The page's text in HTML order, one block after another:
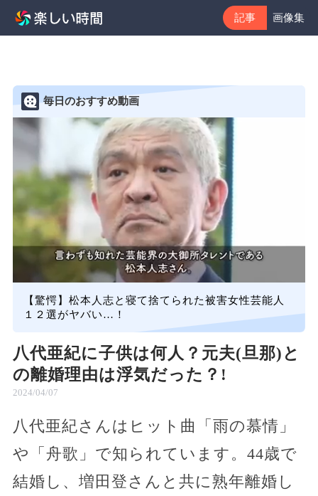
記事 画像集
毎日のおすすめ動画
【驚愕】松本人志と寝て捨てられた被害女性芸能人
１２選がヤバい…！
八代亜紀に子供は何人？元夫(旦那)と
の離婚理由は浮気だった？!
2024/04/07
八代亜紀さんはヒット曲「雨の慕情」
や「舟歌」で知られています。44歳で
結婚し、増田登さんと共に熟年離婚し